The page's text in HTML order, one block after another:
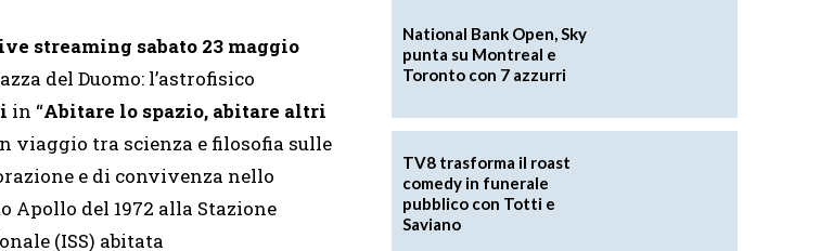
streaming sabato 23 maggio
del Duomo: l’astrofisico
in “Abitare lo spazio, abitare altri
viaggio tra scienza e filosofia sulle
e di convivenza nello
Apollo del 1972 alla Stazione
(ISS) abitata
National Bank Open, Sky
punta su Montreal e
Toronto con 7 azzurri
TV8 trasforma il roast
comedy in funerale
pubblico con Totti e
Saviano